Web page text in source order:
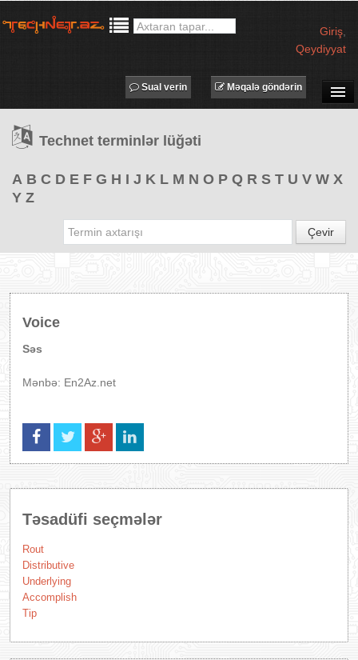
Giriş
Qeydiyyat
TƏDBİRLƏR
PROQRAMLAR
Məqalə göndərin
Sual verin
Technet terminlər lüğəti
A B C D E F G H I J K L M N O P Q R S T U V W X
Y Z
Çevir
Voice
Səs
Mənbə: En2Az.net
Təsadüfi seçmələr
Rout
Distributive
Underlying
Accomplish
Tip